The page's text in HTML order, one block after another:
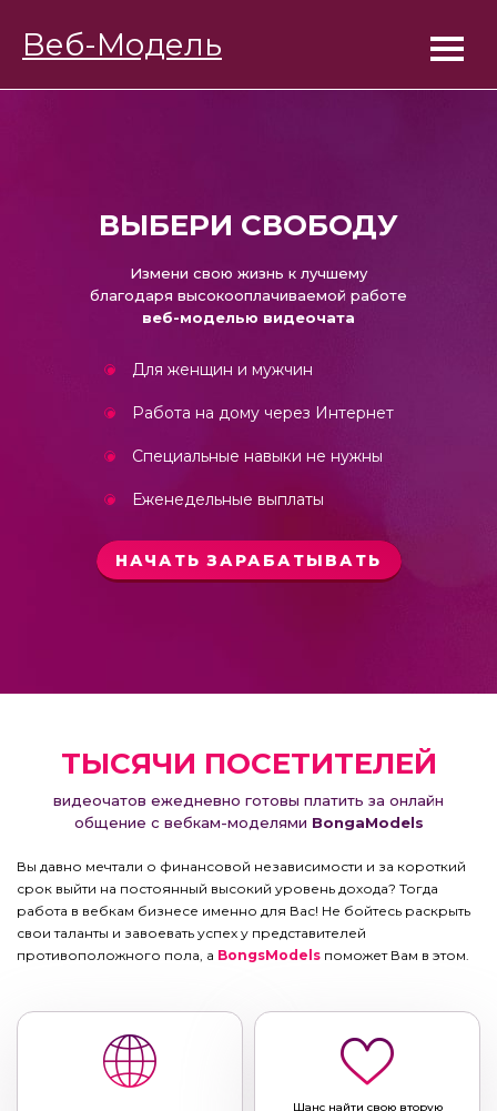
Веб-Модель
BongaModels Работа девушкам ▓
ВЫБЕРИ СВОБОДУ
Измени свою жизнь к лучшему
благодаря высокооплачиваемой работе
веб-моделью видеочата
Для женщин и мужчин
Работа на дому через Интернет
Специальные навыки не нужны
Еженедельные выплаты
НАЧАТЬ ЗАРАБАТЫВАТЬ
ТЫСЯЧИ ПОСЕТИТЕЛЕЙ
видеочатов ежедневно готовы платить за онлайн
общение с вебкам-моделями BongaModels
Вы давно мечтали о финансовой независимости и за короткий
срок выйти на постоянный высокий уровень дохода? Тогда
работа в вебкам бизнесе именно для Вас! Не бойтесь раскрыть
свои таланты и завоевать успех у представителей
противоположного пола, а BongsModels поможет Вам в этом.
Шанс найти свою вторую